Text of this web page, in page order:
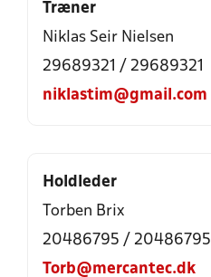
Træner
Niklas Seir Nielsen
29689321 / 29689321
niklastim@gmail.com
Holdleder
Torben Brix
20486795 / 20486795
Torb@mercantec.dk